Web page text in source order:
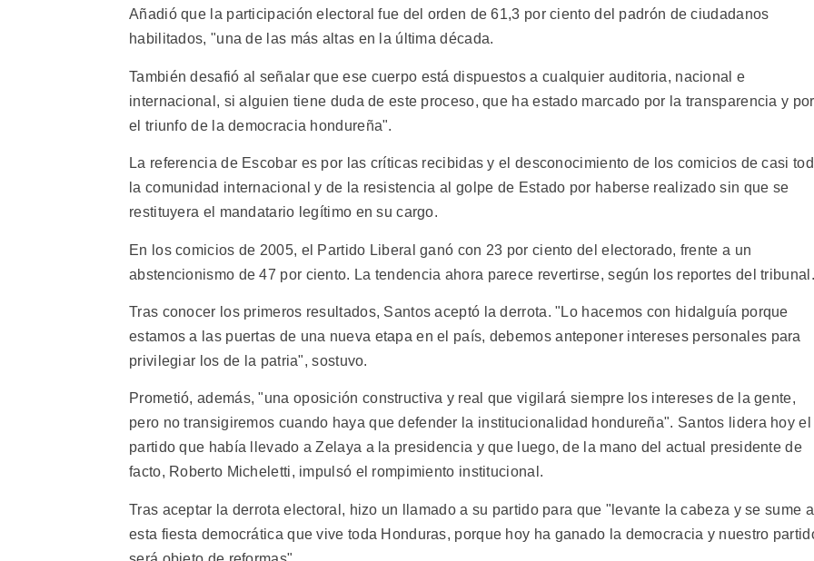
Añadió que la participación electoral fue del orden de 61,3 por ciento del padrón de ciudadanos
habilitados, "una de las más altas en la última década.
También desafió al señalar que ese cuerpo está dispuestos a cualquier auditoria, nacional e
internacional, si alguien tiene duda de este proceso, que ha estado marcado por la transparencia y por
el triunfo de la democracia hondureña".
La referencia de Escobar es por las críticas recibidas y el desconocimiento de los comicios de casi
la comunidad internacional y de la resistencia al golpe de Estado por haberse realizado sin que se
restituyera el mandatario legítimo en su cargo.
En los comicios de 2005, el Partido Liberal ganó con 23 por ciento del electorado, frente a un
abstencionismo de 47 por ciento. La tendencia ahora parece revertirse, según los reportes del tribunal.
Tras conocer los primeros resultados, Santos aceptó la derrota. "Lo hacemos con hidalguía porque
estamos a las puertas de una nueva etapa en el país, debemos anteponer intereses personales para
privilegiar los de la patria", sostuvo.
Prometió, además, "una oposición constructiva y real que vigilará siempre los intereses de la gente,
pero no transigiremos cuando haya que defender la institucionalidad hondureña". Santos lidera hoy el
partido que había llevado a Zelaya a la presidencia y que luego, de la mano del actual presidente de
facto, Roberto Micheletti, impulsó el rompimiento institucional.
Tras aceptar la derrota electoral, hizo un llamado a su partido para que "levante la cabeza y se sume a
esta fiesta democrática que vive toda Honduras, porque hoy ha ganado la democracia y nuestro